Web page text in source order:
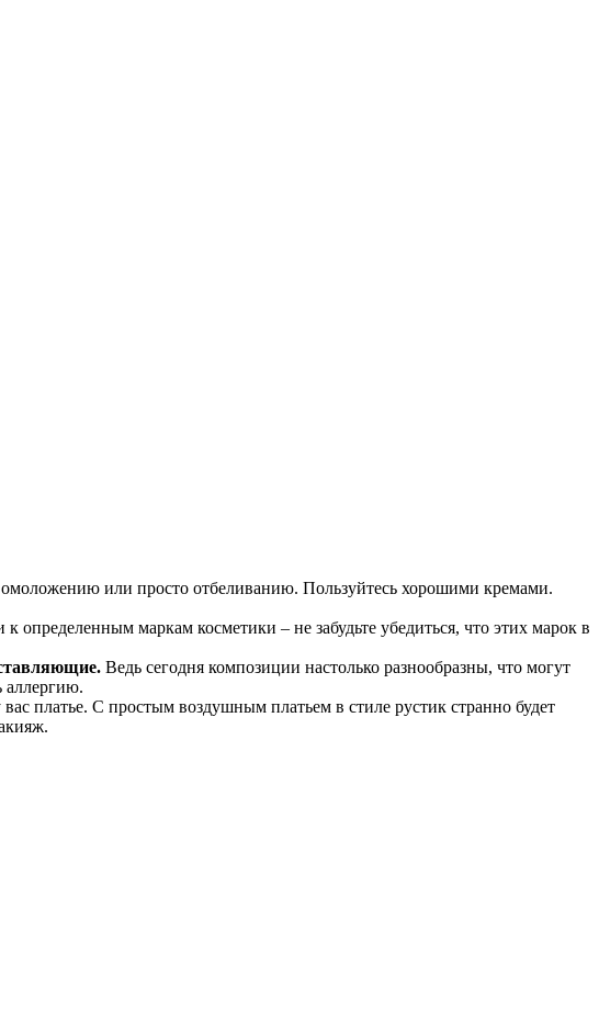
или просто отбеливанию. Пользуйтесь хорошими кремами.
определенным маркам косметики – не забудьте убедиться, что этих марок в
Ведь сегодня композиции настолько разнообразны, что могут
аллергию.
платье. С простым воздушным платьем в стиле рустик странно будет